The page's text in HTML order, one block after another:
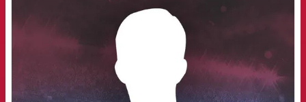
FCB Barcelona badge